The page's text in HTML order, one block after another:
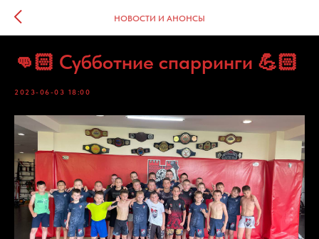
НОВОСТИ И АНОНСЫ
👊🏻 Субботние спарринги 💪🏻
2023-06-03 18:00